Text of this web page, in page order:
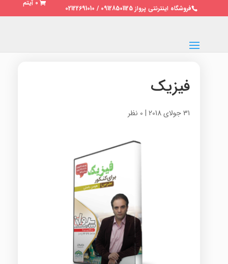
فروشگاه اینترنتی پرواز 09128501125 / 02122691010
0 آیتم
فیزیک
31 جولای 2018 | 0 نظر